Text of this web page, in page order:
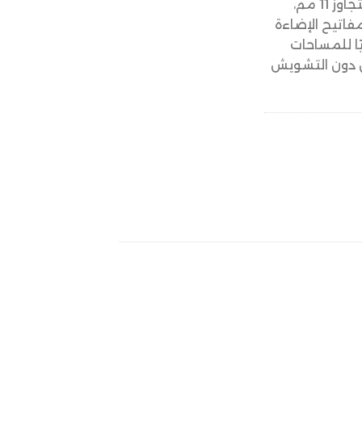
مختلف البيئات مع سمك لا يتجاوز 11 مم،
الإضاءة
للمساحات
دون التشويش